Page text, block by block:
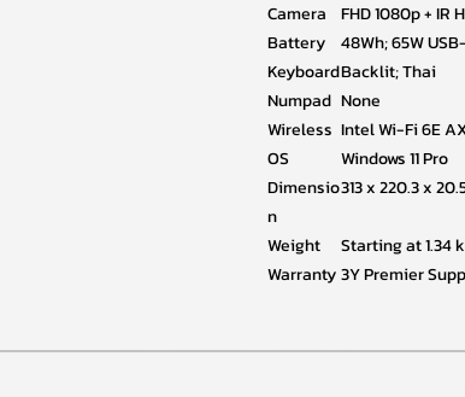
Camera
FHD 1080p +
Battery
48Wh; 65W
KeyboardBacklit; Thai
Numpad None
Wireless Intel Wi-Fi 6E
OS
Windows 11 Pro
Dimensio
n
313 x 220.3 x
Weight
Starting at 1.34
Warranty3Y Premier